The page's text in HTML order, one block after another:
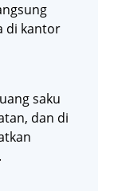
di kantor
saku
dan di